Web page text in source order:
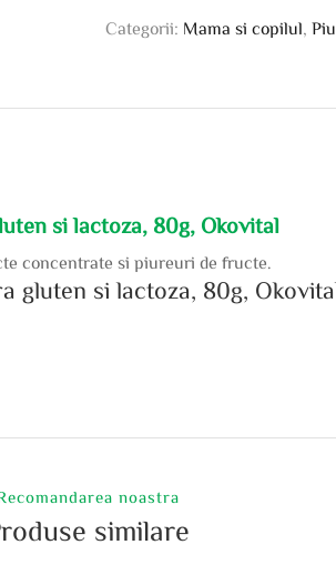
Categorii: Mama si copilul ,
si lactoza, 80g, Okovital
concentrate si piureuri de fructe.
gluten si lactoza, 80g,
noastra
similare